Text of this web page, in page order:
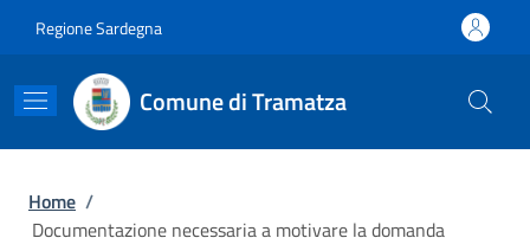
Regione Sardegna
Comune di Tramatza
Briciole di pane
Home /
Documentazione necessaria a motivare la domanda